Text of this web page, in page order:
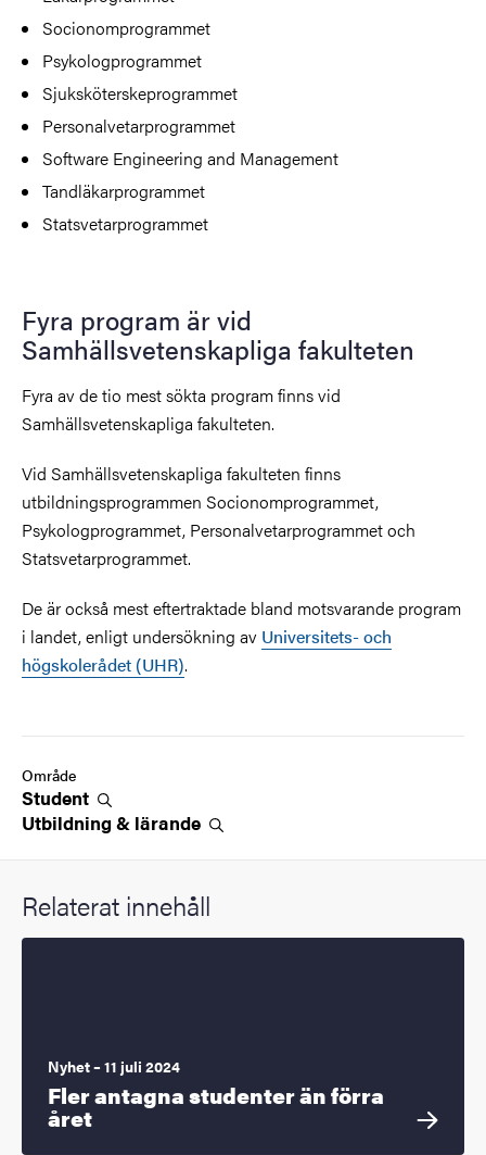
Socionomprogrammet
Psykologprogrammet
Sjuksköterskeprogrammet
Personalvetarprogrammet
Software Engineering and Management
Tandläkarprogrammet
Statsvetarprogrammet
Fyra program är vid
Samhällsvetenskapliga fakulteten
Fyra av de tio mest sökta program finns vid
Samhällsvetenskapliga fakulteten.
Vid Samhällsvetenskapliga fakulteten finns
utbildningsprogrammen Socionomprogrammet,
Psykologprogrammet, Personalvetarprogrammet och
Statsvetarprogrammet.
De är också mest eftertraktade bland motsvarande program
i landet, enligt undersökning av Universitets- och
högskolerådet (UHR).
Område
Student
Utbildning & lärande
Relaterat innehåll
Nyhet – 11 juli 2024
Fler antagna studenter än förra
året